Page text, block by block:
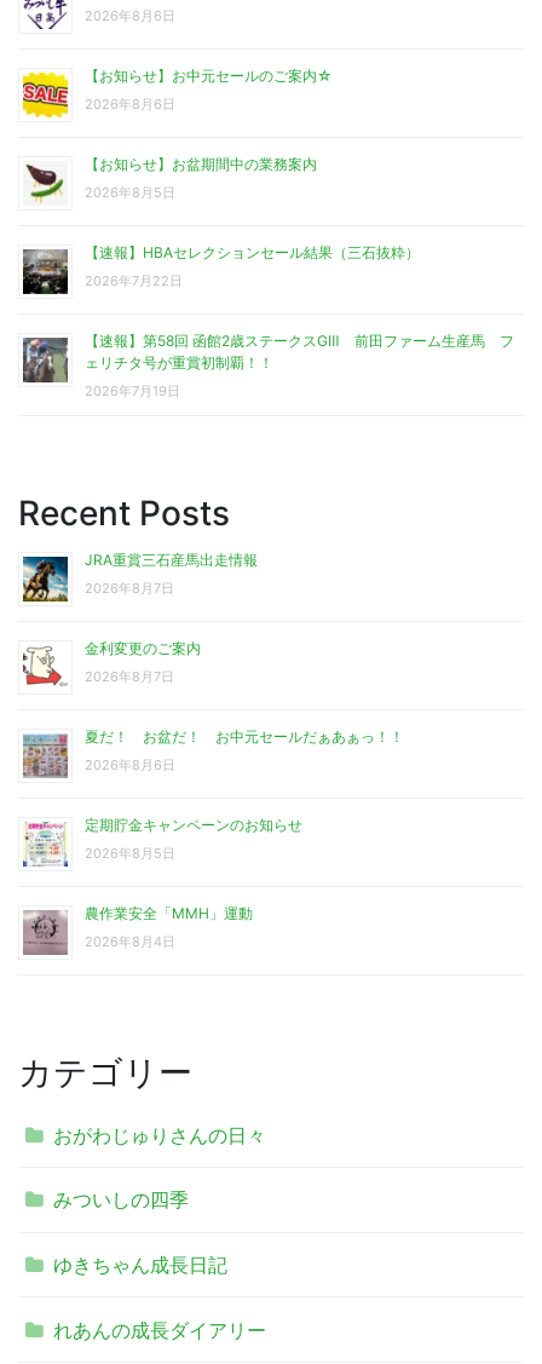
2026年8月6日
【お知らせ】お中元セールのご案内☆
2026年8月6日
【お知らせ】お盆期間中の業務案内
2026年8月5日
【速報】HBAセレクションセール結果（三石抜粋）
2026年7月22日
【速報】第58回 函館2歳ステークスGⅢ 前田ファーム生産馬 フ
ェリチタ号が重賞初制覇！！
2026年7月19日
Recent Posts
JRA重賞三石産馬出走情報
2026年8月7日
金利変更のご案内
2026年8月7日
夏だ！ お盆だ！ お中元セールだぁあぁっ！！
2026年8月6日
定期貯金キャンペーンのお知らせ
2026年8月5日
農作業安全「MMH」運動
2026年8月4日
カテゴリー
おがわじゅりさんの日々
みついしの四季
ゆきちゃん成長日記
れあんの成長ダイアリー